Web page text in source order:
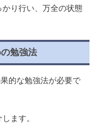
り行い、万全の状態
勉強法
的な勉強法が必要で
ます。